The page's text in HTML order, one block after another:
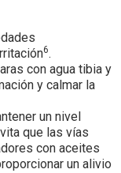
6.
con agua tibia y
y calmar la
un nivel
que las vías
con aceites
un alivio